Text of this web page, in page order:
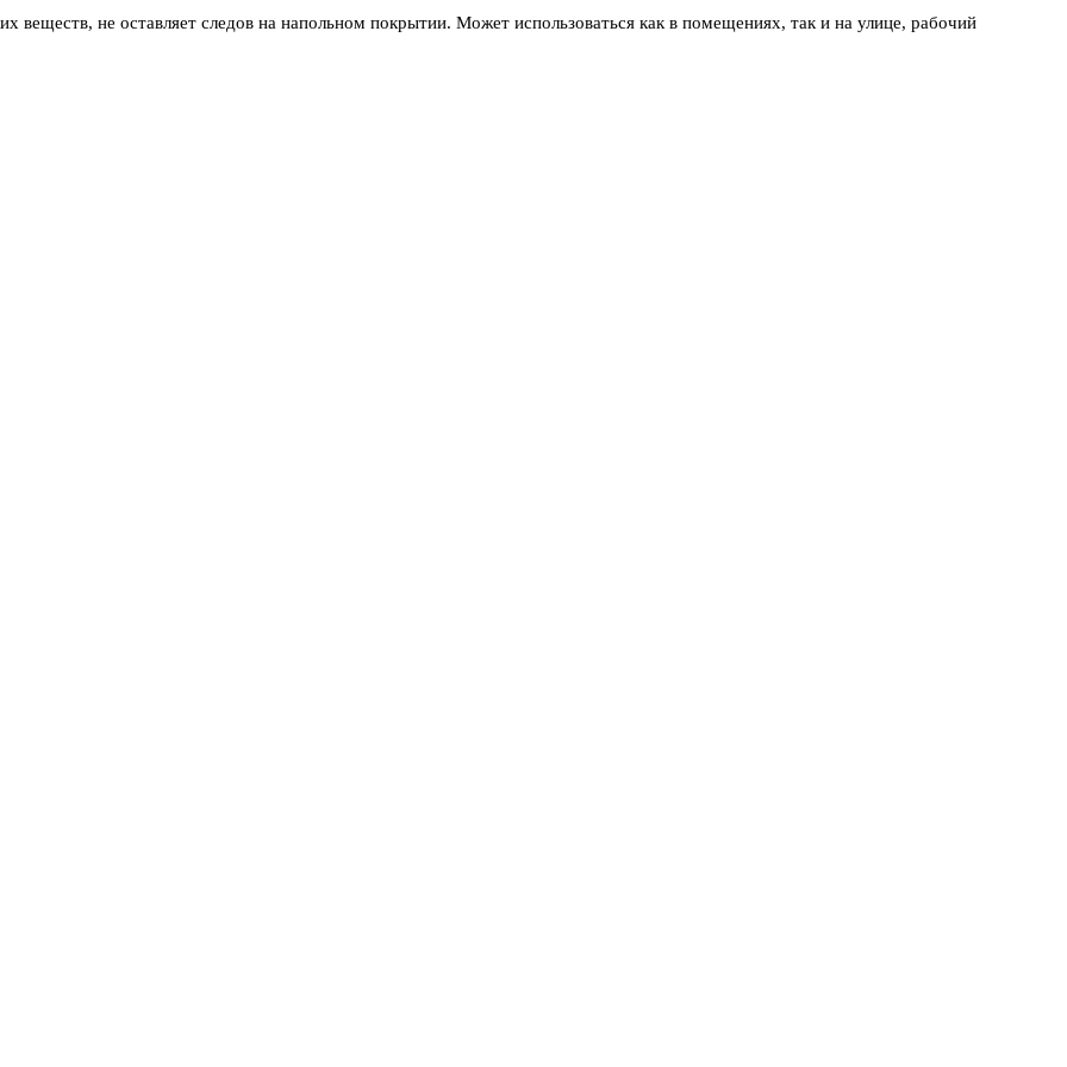
веществ, не оставляет следов на напольном покрытии. Может использоваться как в помещениях, так и на улице, рабочий